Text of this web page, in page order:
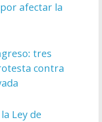
afectar la
tres
contra
Ley de